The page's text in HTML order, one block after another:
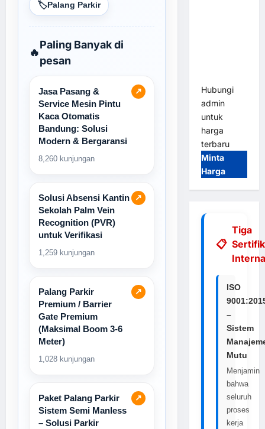
🏷️Palang Parkir
🔥
Paling Banyak di
pesan
↗
Jasa Pasang &
Service Mesin Pintu
Kaca Otomatis
Bandung: Solusi
Modern & Bergaransi
8,260 kunjungan
↗
Solusi Absensi Kantin
Sekolah Palm Vein
Recognition (PVR)
untuk Verifikasi
1,259 kunjungan
↗
Palang Parkir
Premium / Barrier
Gate Premium
(Maksimal Boom 3-6
Meter)
1,028 kunjungan
↗
Paket Palang Parkir
Sistem Semi Manless
– Solusi Parkir
Hubungi
admin
untuk
harga
terbaru
Minta
Harga
Tiga
ISO
–
Sistem
Mutu
Menjamin
bahwa
seluruh
proses
kerja